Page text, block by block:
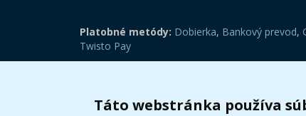
Táto webstránka používa
Platobné metódy: Dobierka, Bankový prevod,
Twisto Pay